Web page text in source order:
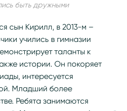
быть дружными
сын Кирилл, в 2013-м –
учились в гимназии
таланты к
истории. Он покоряет
интересуется
Младший более
Ребята занимаются